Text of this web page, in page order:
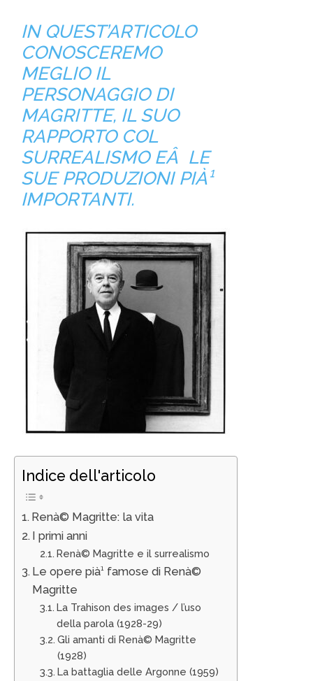
IN QUEST’ARTICOLO
CONOSCEREMO
MEGLIO IL
PERSONAGGIO DI
MAGRITTE, IL SUO
RAPPORTO COL
SURREALISMO EÂ LE
SUE PRODUZIONI PIÀ¹
IMPORTANTI.
Indice dell'articolo
Renà© Magritte: la vita
I primi anni
Renà© Magritte e il surrealismo
Le opere pià¹ famose di Renà©
Magritte
La Trahison des images / l’uso
della parola (1928-29)
Gli amanti di Renà© Magritte
(1928)
La battaglia delle Argonne (1959)